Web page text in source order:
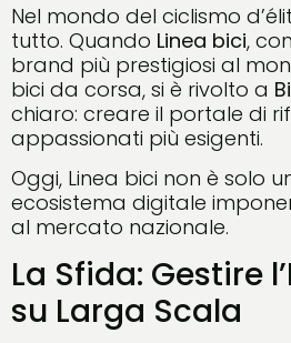
Nel mondo del ciclismo
tutto. Quando Linea bici,
brand più prestigiosi al
bici da corsa, si è rivolto a
chiaro: creare il portale di
appassionati più esigenti.
Oggi, Linea bici non è solo
ecosistema digitale
al mercato nazionale.
La Sfida: Gestire
su Larga Scala